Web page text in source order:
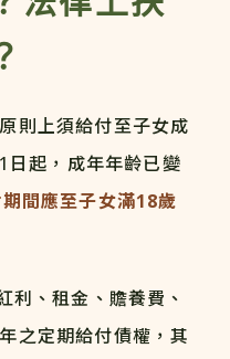
則上須給付至子女成
日起，成年年齡已變
間應至子女滿18歲
利、租金、贍養費、
之定期給付債權，其